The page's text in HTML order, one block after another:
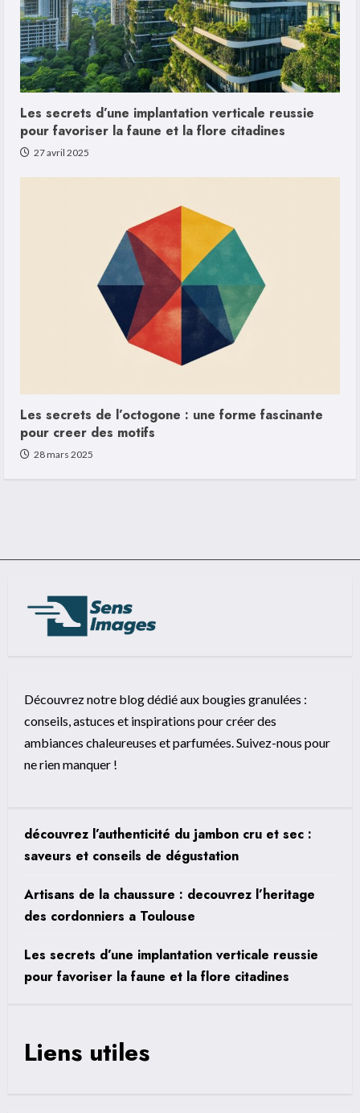
Les secrets d’une implantation verticale reussie
pour favoriser la faune et la flore citadines
27 avril 2025
Les secrets de l’octogone : une forme fascinante
pour creer des motifs
28 mars 2025
Découvrez notre blog dédié aux bougies granulées :
conseils, astuces et inspirations pour créer des
ambiances chaleureuses et parfumées. Suivez-nous pour
ne rien manquer !
découvrez l’authenticité du jambon cru et sec :
saveurs et conseils de dégustation
Artisans de la chaussure : decouvrez l’heritage
des cordonniers a Toulouse
Les secrets d’une implantation verticale reussie
pour favoriser la faune et la flore citadines
Liens utiles